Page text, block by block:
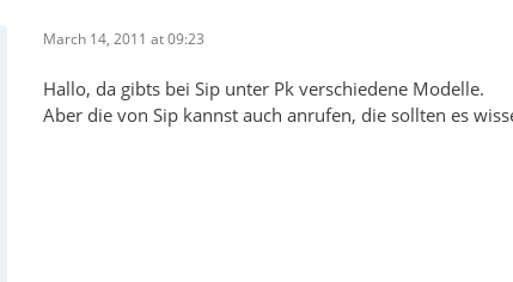
March 14, 2011 at 09:23
Hallo, da gibts bei Sip unter Pk verschiedene Modelle.
Aber die von Sip kannst auch anrufen, die sollten es